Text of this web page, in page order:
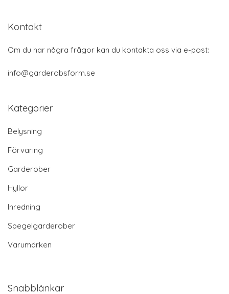
Kontakt
Om du har några frågor kan du kontakta oss via e-post:
info@garderobsform.se
Kategorier
Belysning
Förvaring
Garderober
Hyllor
Inredning
Spegelgarderober
Varumärken
Snabblänkar